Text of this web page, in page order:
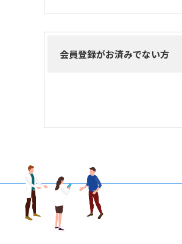
会員登録がお済みでない方